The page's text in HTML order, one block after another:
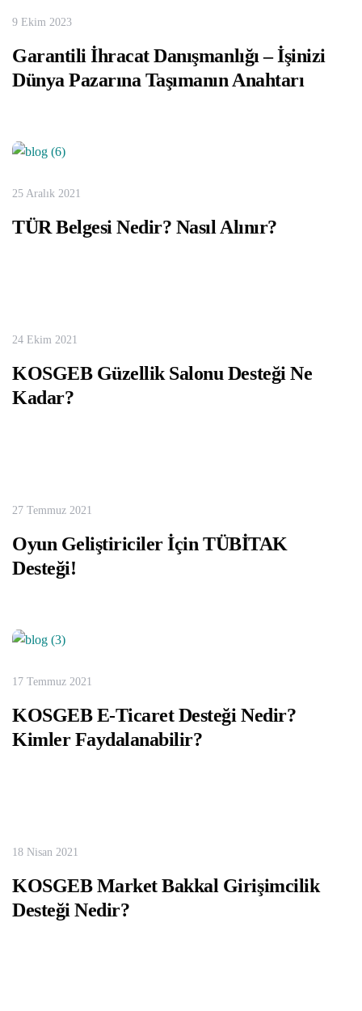
Garantili İhracat Danışmanlığı – İşinizi
Dünya Pazarına Taşımanın Anahtarı
9 Ekim 2023
TÜR Belgesi Nedir? Nasıl Alınır?
25 Aralık 2021
KOSGEB Güzellik Salonu Desteği Ne
Kadar?
24 Ekim 2021
Oyun Geliştiriciler İçin TÜBİTAK
Desteği!
27 Temmuz 2021
KOSGEB E-Ticaret Desteği Nedir?
Kimler Faydalanabilir?
17 Temmuz 2021
KOSGEB Market Bakkal Girişimcilik
Desteği Nedir?
18 Nisan 2021